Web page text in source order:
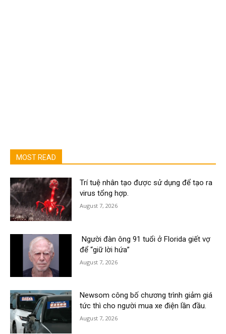
MOST READ
Trí tuệ nhân tạo được sử dụng để tạo ra
virus tổng hợp.
August 7, 2026
Người đàn ông 91 tuổi ở Florida giết vợ
để “giữ lời hứa”
August 7, 2026
Newsom công bố chương trình giảm giá
tức thì cho người mua xe điện lần đầu.
August 7, 2026